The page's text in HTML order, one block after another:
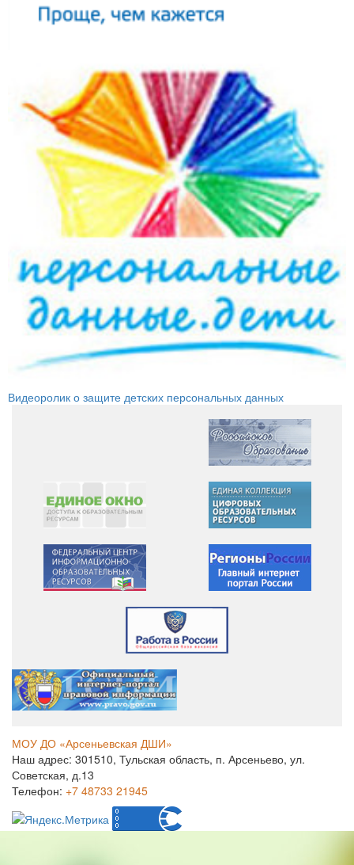
Видеоролик о защите детских персональных данных
МОУ ДО «Арсеньевская ДШИ»
Наш адрес: 301510, Тульская область, п. Арсеньево, ул.
Советская, д.13
Телефон: +7 48733 21945